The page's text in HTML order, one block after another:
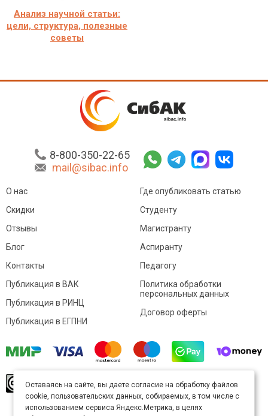
Анализ научной статьи:
цели, структура, полезные
советы
8-800-350-22-65
mail@sibac.info
О нас
Скидки
Отзывы
Блог
Контакты
Где опубликовать статью
Студенту
Магистранту
Аспиранту
Педагогу
Публикация в ВАК
Публикация в РИНЦ
Публикация в ЕГПНИ
Политика обработки
персональных данных
Договор оферты
произведение доступно полицензии Creative
Commons «Attribution» («Атрибуция») 4.0
Непортированная.
Оставаясь на сайте, вы даете согласие на обработку файлов
cookie, пользовательских данных, собираемых, в том числе с
использованием сервиса Яндекс.Метрика, в целях